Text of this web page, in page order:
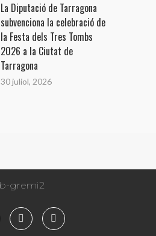
La Diputació de Tarragona
subvenciona la celebració de
la Festa dels Tres Tombs
2026 a la Ciutat de
Tarragona
30 juliol, 2026